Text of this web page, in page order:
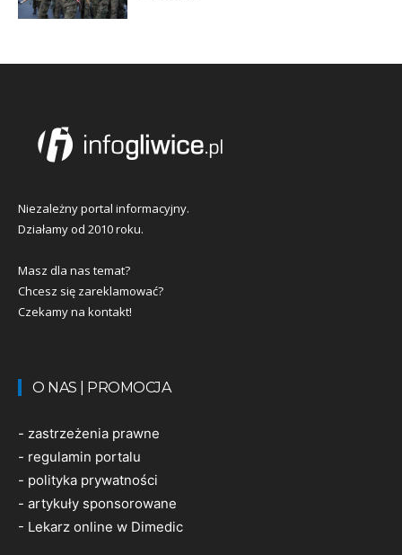
Niezależny portal informacyjny.
Działamy od 2010 roku.
Masz dla nas temat?
Chcesz się zareklamować?
Czekamy na kontakt!
O NAS | PROMOCJA
- zastrzeżenia prawne
- regulamin portalu
- polityka prywatności
- artykuły sponsorowane
- Lekarz online w Dimedic